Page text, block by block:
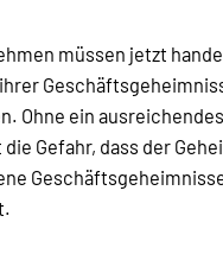
müssen jetzt
Ohne ein
Gefahr, dass der